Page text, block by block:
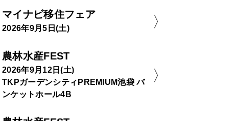
マイナビ移住フェア
2026年9月5日(土)
農林水産FEST
2026年9月12日(土)
TKPガーデンシティPREMIUM池袋 バ
ンケットホール4B